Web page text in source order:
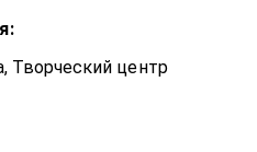
Творческий центр